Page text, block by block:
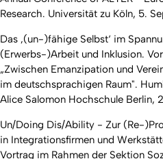
Research. Universität zu Köln, 5.
Das ‚(un-)fähige Selbst‘ im
(Erwerbs-)Arbeit und Inklusion.
„Zwischen Emanzipation und
im deutschsprachigen Raum".
Alice Salomon Hochschule Berlin,
Un/Doing Dis/Ability - Zur (Re-
in Integrationsfirmen und
Vortrag im Rahmen der Sektion